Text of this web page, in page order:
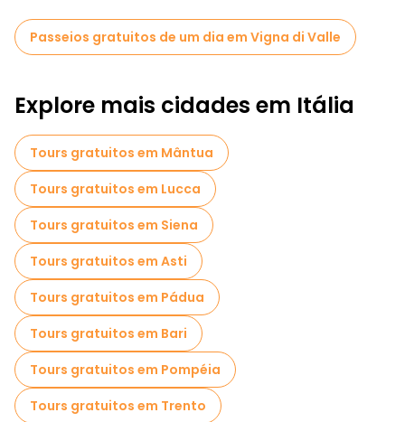
Passeios gratuitos de um dia em Vigna di Valle
Explore mais cidades em Itália
Tours gratuitos em Mântua
Tours gratuitos em Lucca
Tours gratuitos em Siena
Tours gratuitos em Asti
Tours gratuitos em Pádua
Tours gratuitos em Bari
Tours gratuitos em Pompéia
Tours gratuitos em Trento